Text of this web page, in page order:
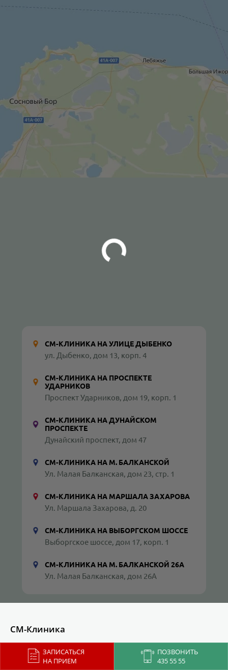
ЗАПИСАТЬСЯ
НА ПРИЕМ
ПОЗВОНИТЬ
435 55 55
СМ-КЛИНИКА НА УЛИЦЕ ДЫБЕНКО
ул. Дыбенко, дом 13, корп. 4
СМ-КЛИНИКА НА ПРОСПЕКТЕ
УДАРНИКОВ
Проспект Ударников, дом 19, корп. 1
СМ-КЛИНИКА НА ДУНАЙСКОМ
ПРОСПЕКТЕ
Дунайский проспект, дом 47
СМ-КЛИНИКА НА М. БАЛКАНСКОЙ
Ул. Малая Балканская, дом 23, стр. 1
СМ-КЛИНИКА НА МАРШАЛА ЗАХАРОВА
Ул. Маршала Захарова, д. 20
СМ-КЛИНИКА НА ВЫБОРГСКОМ ШОССЕ
Выборгское шоссе, дом 17, корп. 1
СМ-КЛИНИКА НА М. БАЛКАНСКОЙ 26А
Ул. Малая Балканская, дом 26А
СМ-Клиника
Акции
Услуги
Анализы